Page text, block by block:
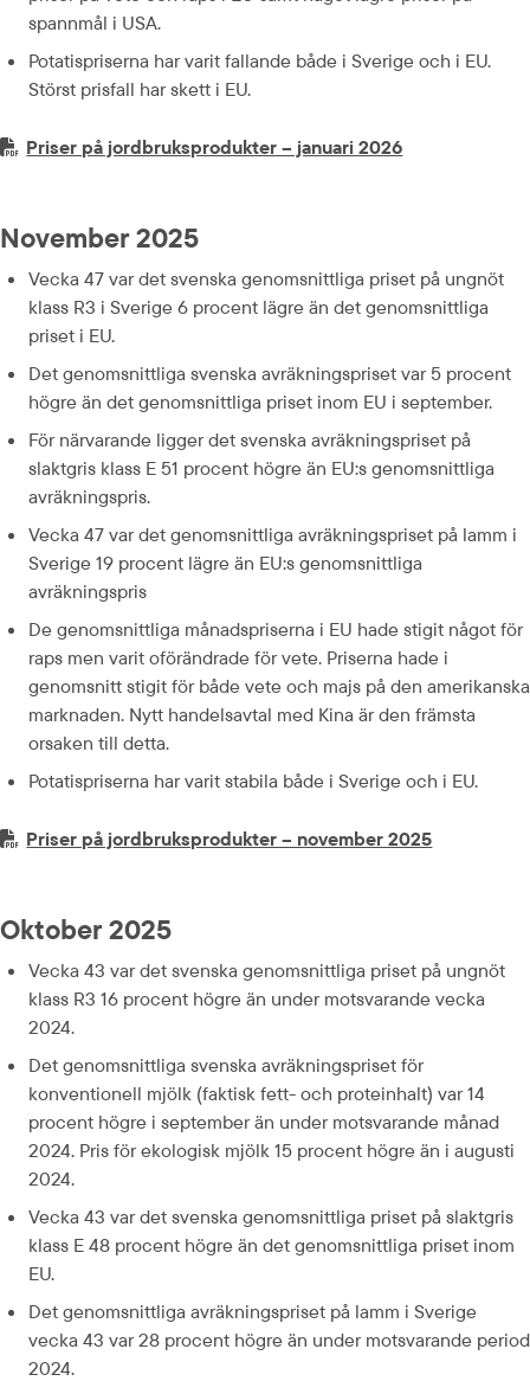
spannmål i USA.
Potatispriserna har varit fallande både i Sverige och i EU.
Störst prisfall har skett i EU.
PDF-fil.
Priser på jordbruksprodukter – januari 2026pdf, 515.4 kB.
November 2025
Vecka 47 var det svenska genomsnittliga priset på ungnöt
klass R3 i Sverige 6 procent lägre än det genomsnittliga
priset i EU.
Det genomsnittliga svenska avräkningspriset var 5 procent
högre än det genomsnittliga priset inom EU i september.
För närvarande ligger det svenska avräkningspriset på
slaktgris klass E 51 procent högre än EU:s genomsnittliga
avräkningspris.
Vecka 47 var det genomsnittliga avräkningspriset på lamm i
Sverige 19 procent lägre än EU:s genomsnittliga
avräkningspris
De genomsnittliga månadspriserna i EU hade stigit något för
raps men varit oförändrade för vete. Priserna hade i
genomsnitt stigit för både vete och majs på den amerikanska
marknaden. Nytt handelsavtal med Kina är den främsta
orsaken till detta.
Potatispriserna har varit stabila både i Sverige och i EU.
PDF-fil.
Priser på jordbruksprodukter – november 2025pdf, 610.7
Oktober 2025
Vecka 43 var det svenska genomsnittliga priset på ungnöt
klass R3 16 procent högre än under motsvarande vecka
2024.
Det genomsnittliga svenska avräkningspriset för
konventionell mjölk (faktisk fett- och proteinhalt) var 14
procent högre i september än under motsvarande månad
2024. Pris för ekologisk mjölk 15 procent högre än i augusti
2024.
Vecka 43 var det svenska genomsnittliga priset på slaktgris
klass E 48 procent högre än det genomsnittliga priset inom
EU.
Det genomsnittliga avräkningspriset på lamm i Sverige
vecka 43 var 28 procent högre än under motsvarande period
2024.